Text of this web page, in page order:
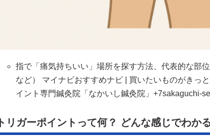
指で「痛気持ちいい」場所を探す方法、代表的な部
など）
マイナビおすすめナビ | 買いたいものがきっ
イント専門鍼灸院「なかいし鍼灸院」+7sakaguchi-
トリガーポイントって何？ どんな感じでわか